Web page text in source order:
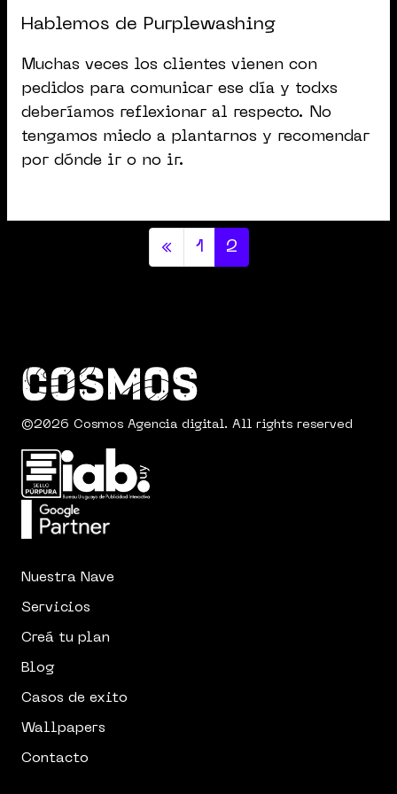
Hablemos de Purplewashing
Muchas veces los clientes vienen con
pedidos para comunicar ese día y todxs
deberíamos reflexionar al respecto. No
tengamos miedo a plantarnos y recomendar
por dónde ir o no ir.
Posts navigation
« 1 2
©2026 Cosmos Agencia digital. All rights reserved
Nuestra Nave
Servicios
Creá tu plan
Blog
Casos de exito
Wallpapers
Contacto